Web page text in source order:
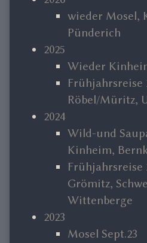
wieder Mosel,
Pünderich
2025
Wieder
Frühjahrsreise
Röbel/Müritz,
2024
Wild-und
Kinheim,
Frühjahrsreise
Grömitz,
Wittenberge
2023
Mosel Sept.23